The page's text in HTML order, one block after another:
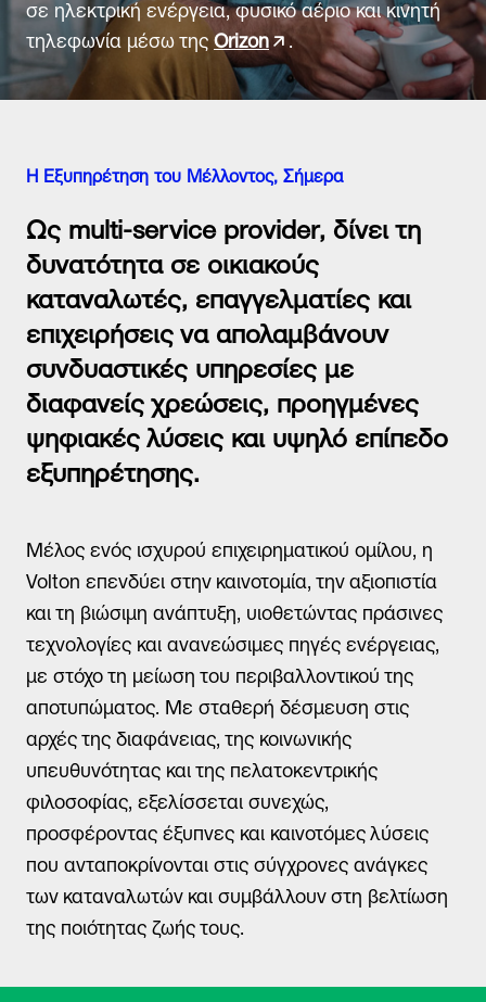
Τρόποι Επικοινωνίας
Συχνές Ερωτήσεις (FAQs)
Δίκτυο καταστημάτων
Πείτε μας την άποψή σας
σε ηλεκτρική ενέργεια, φυσικό αέριο και κινητή
τηλεφωνία μέσω της Orizon .
Η Εξυπηρέτηση του Μέλλοντος, Σήμερα
Ως multi-service provider, δίνει τη
δυνατότητα σε οικιακούς
καταναλωτές, επαγγελματίες και
επιχειρήσεις να απολαμβάνουν
συνδυαστικές υπηρεσίες με
διαφανείς χρεώσεις, προηγμένες
ψηφιακές λύσεις και υψηλό επίπεδο
εξυπηρέτησης.
Μέλος ενός ισχυρού επιχειρηματικού ομίλου, η
Volton επενδύει στην καινοτομία, την αξιοπιστία
και τη βιώσιμη ανάπτυξη, υιοθετώντας πράσινες
τεχνολογίες και ανανεώσιμες πηγές ενέργειας,
με στόχο τη μείωση του περιβαλλοντικού της
αποτυπώματος. Με σταθερή δέσμευση στις
αρχές της διαφάνειας, της κοινωνικής
υπευθυνότητας και της πελατοκεντρικής
φιλοσοφίας, εξελίσσεται συνεχώς,
προσφέροντας έξυπνες και καινοτόμες λύσεις
που ανταποκρίνονται στις σύγχρονες ανάγκες
των καταναλωτών και συμβάλλουν στη βελτίωση
της ποιότητας ζωής τους.
Φόρμα εκδήλωσης ενδιαφέροντος
Όνομα
Επίθετο
Email
Τηλέφωνο *
τους συνεργάτες της για την καλύτερη εξυπηρέτησή μου,